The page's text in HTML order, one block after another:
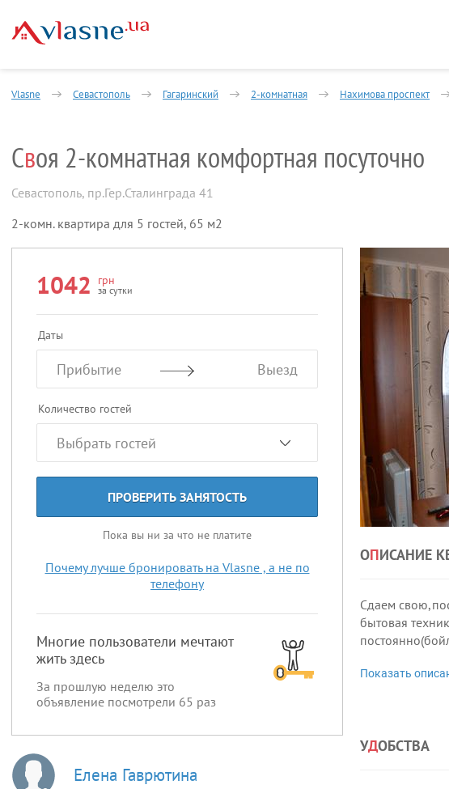
Vlasne Севастополь Гагаринский 2-комнатная Нахимова проспект
Своя 2-комнатная комфортная посуточно
Севастополь, пр.Гер.Сталинграда 41
2-комн. квартира для 5 гостей, 65 м2
1042 грн
за сутки
Даты
Прибытие Выезд
Количество гостей
ПРОВЕРИТЬ ЗАНЯТОСТЬ
Пока вы ни за что не платите
Почему лучше бронировать на Vlasne , а не по
телефону
Многие пользователи мечтают
жить здесь
За прошлую неделю это
объявление посмотрели 65 раз
Елена Гаврютина
ОПИСАНИЕ
Сдаем
бытовая
УДОБСТВА